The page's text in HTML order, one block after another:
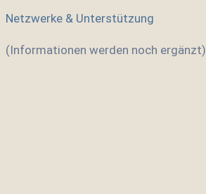
Netzwerke & Unterstützung
(Informationen werden noch ergänzt)